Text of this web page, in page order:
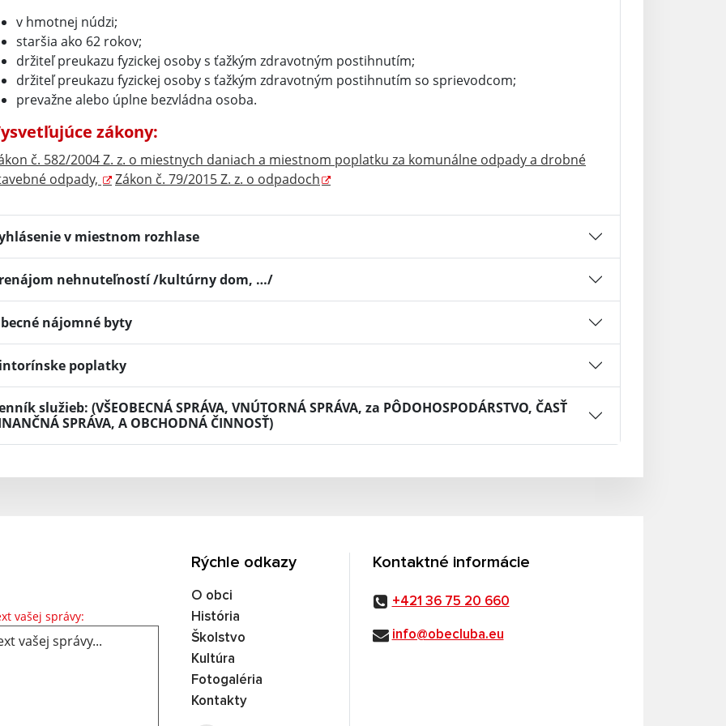
v hmotnej núdzi;
staršia ako 62 rokov;
držiteľ preukazu fyzickej osoby s ťažkým zdravotným postihnutím;
držiteľ preukazu fyzickej osoby s ťažkým zdravotným postihnutím so sprievodcom;
prevažne alebo úplne bezvládna osoba.
zákony:
č. 582/2004 Z. z. o miestnych daniach a miestnom poplatku za komunálne odpady a drobné
odpady,
Zákon č. 79/2015 Z. z. o odpadoch
v miestnom rozhlase
nehnuteľností /kultúrny dom, …/
nájomné byty
poplatky
služieb: (VŠEOBECNÁ SPRÁVA, VNÚTORNÁ SPRÁVA, za PÔDOHOSPODÁRSTVO, ČASŤ
SPRÁVA, A OBCHODNÁ ČINNOSŤ)
vašej správy: Text vašej správy...
Rýchle odkazy
O obci
História
Školstvo
Kultúra
Fotogaléria
Kontakty
Kontaktné informácie
+421 36 75 20 660
info@obecluba.eu